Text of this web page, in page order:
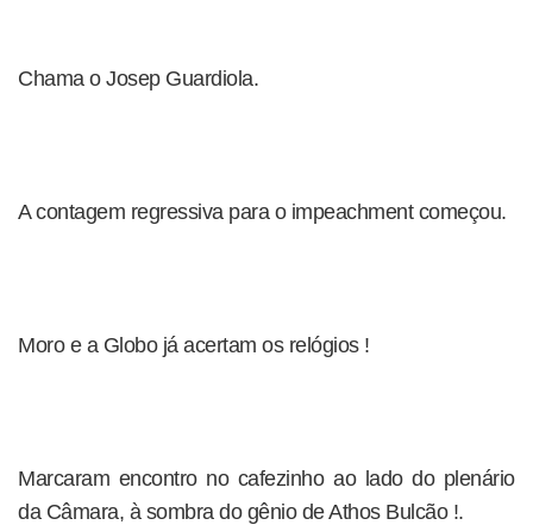
Chama o Josep Guardiola.
A contagem regressiva para o impeachment começou.
Moro e a Globo já acertam os relógios !
Marcaram encontro no cafezinho ao lado do plenário
da Câmara, à sombra do gênio de Athos Bulcão !.